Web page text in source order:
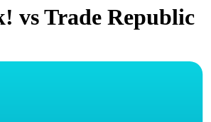
vs Trade Republic